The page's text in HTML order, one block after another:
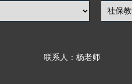
联系人：杨老师